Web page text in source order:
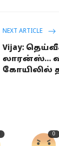
NEXT ARTICLE
Vijay:
லாரன்ஸ்…
கோயிலில்
0